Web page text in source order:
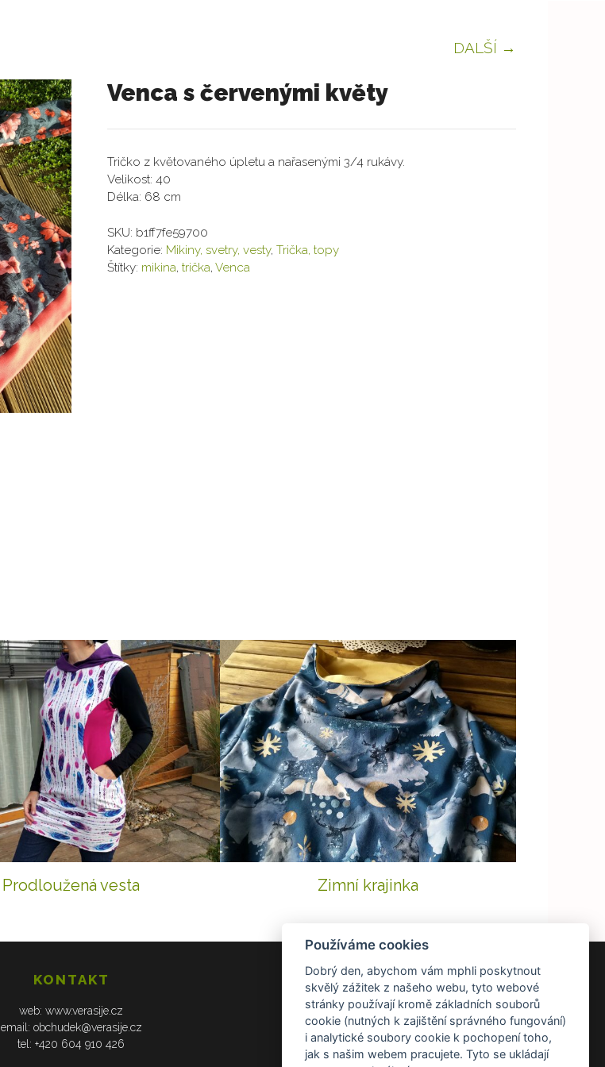
DALŠÍ →
Venca s červenými květy
Tričko z květovaného úpletu a nařasenými 3/4 rukávy.
Velikost: 40
Délka: 68 cm
SKU: b1ff7fe59700
Kategorie: Mikiny, svetry, vesty, Trička, topy
Štítky: mikina, trička, Venca
Prodloužená vesta Zimní krajinka
KONTAKT
web: www.verasije.cz
email: obchudek@verasije.cz
tel: +420 604 910 426
DOKUMENTY
Všeobecné obchodní podmínky
Zásady ochrany osobních údajů
Reklamace a vrácení zboží
Používáme cookies
Dobrý den, abychom vám mphli poskytnout
skvělý zážitek z našeho webu, tyto webové
stránky používají kromě základních souborů
cookie (nutných k zajištění správného fungování)
i analytické soubory cookie k pochopení toho,
jak s našim webem pracujete. Tyto se ukládají